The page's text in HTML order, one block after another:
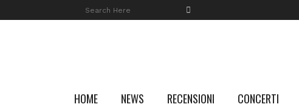
HOME NEWS RECENSIONI CONCERTI